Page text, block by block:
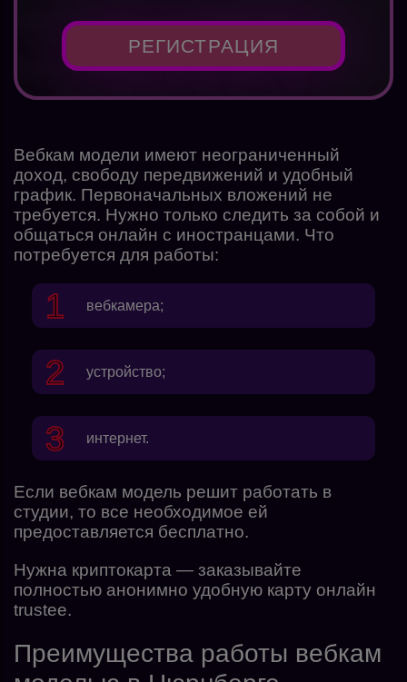
РЕГИСТРАЦИЯ
Вебкам модели имеют неограниченный
доход, свободу передвижений и удобный
график. Первоначальных вложений не
требуется. Нужно только следить за собой и
общаться онлайн с иностранцами. Что
потребуется для работы:
вебкамера;
устройство;
интернет.
Если вебкам модель решит работать в
студии, то все необходимое ей
предоставляется бесплатно.
Нужна криптокарта — заказывайте
полностью анонимно удобную карту онлайн
trustee.
Преимущества работы вебкам